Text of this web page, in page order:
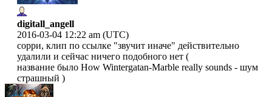
digitall_angell
2016-03-04 12:22 am (UTC)
сорри, клип по ссылке "звучит иначе" действительно
удалили и сейчас ничего подобного нет (
название было How Wintergatan-Marble really sounds - шум
страшный )